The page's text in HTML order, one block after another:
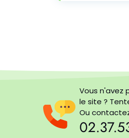
Vous n'avez
le site ?
Ou